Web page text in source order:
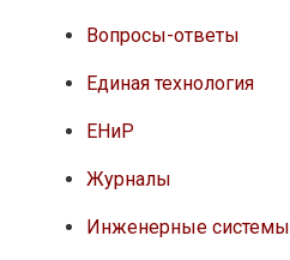
Вопросы-ответы
Единая технология
ЕНиР
Журналы
Инженерные системы